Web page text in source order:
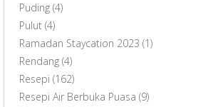
Puding (4)
Pulut (4)
Ramadan Staycation 2023 (1)
Rendang (4)
Resepi (162)
Resepi Air Berbuka Puasa (9)